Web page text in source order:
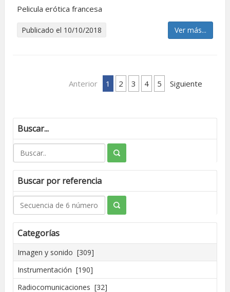
Pelicula erótica francesa
Publicado el 10/10/2018 Ver más...
Anterior 1 2 3 4 5 Siguiente
Buscar...
Buscar por referencia
Categorías
Imagen y sonido [309]
Instrumentación [190]
Radiocomunicaciones [32]